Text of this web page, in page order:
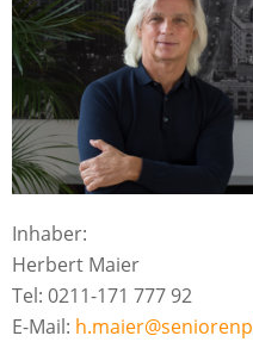
Inhaber:
Herbert Maier
Tel: 0211-171 777 92
E-Mail: